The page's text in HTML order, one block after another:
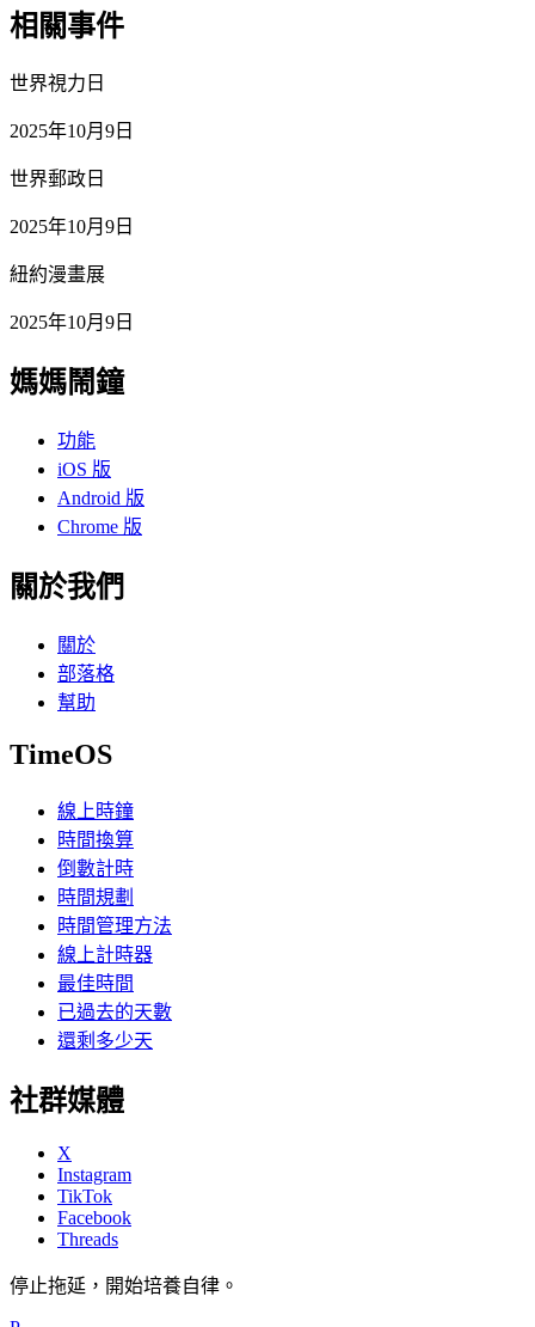
相關事件
世界視力日
2025年10月9日
世界郵政日
2025年10月9日
紐約漫畫展
2025年10月9日
媽媽鬧鐘
功能
iOS 版
Android 版
Chrome 版
關於我們
關於
部落格
幫助
TimeOS
線上時鐘
時間換算
倒數計時
時間規劃
時間管理方法
線上計時器
最佳時間
已過去的天數
還剩多少天
社群媒體
X
Instagram
TikTok
Facebook
Threads
停止拖延，開始培養自律。